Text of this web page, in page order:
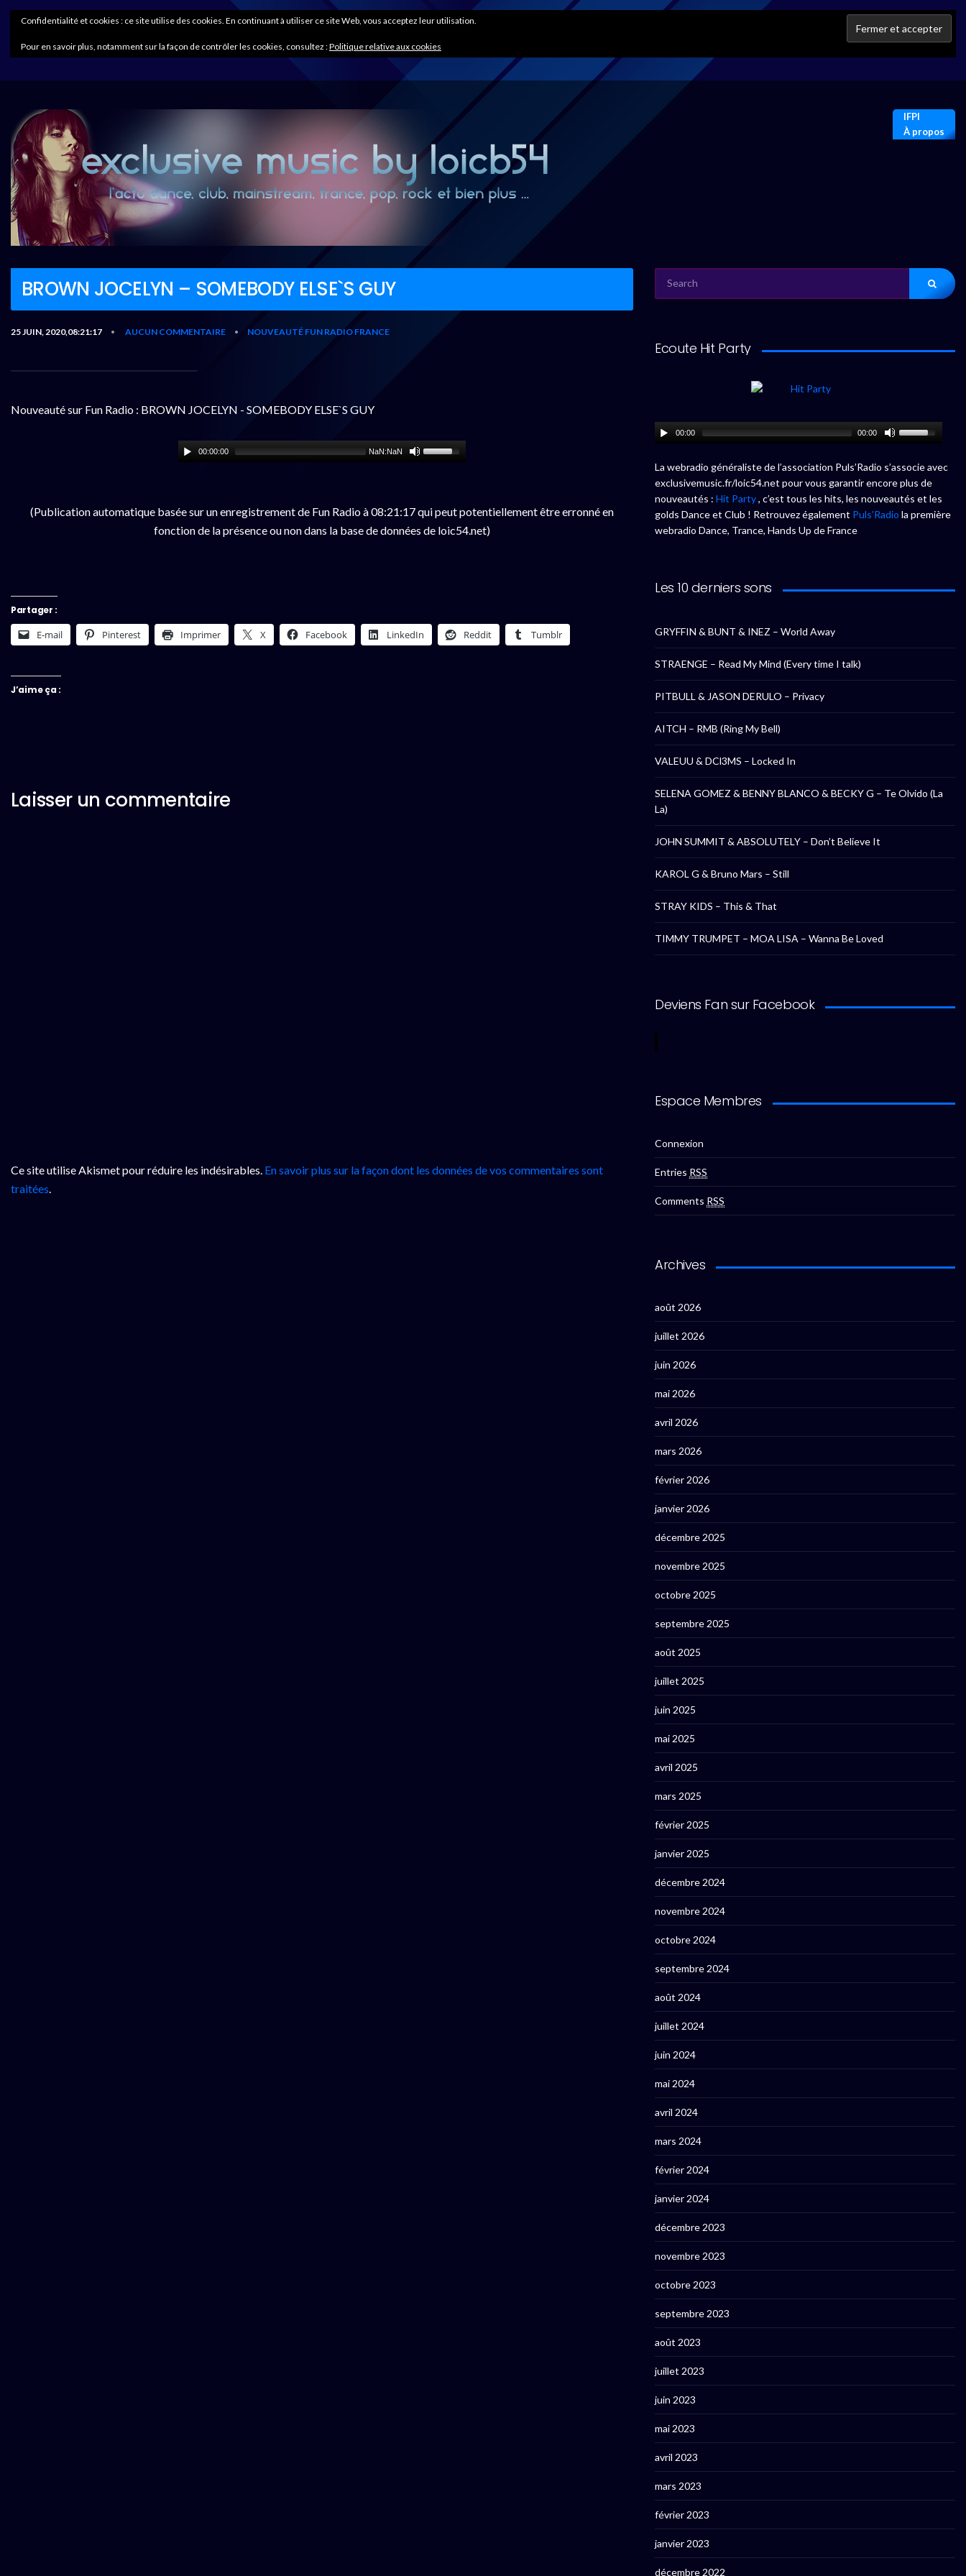
IFPI
À propos
BROWN JOCELYN – SOMEBODY ELSE`S GUY
25 JUIN, 2020,08:21:17 • AUCUN COMMENTAIRE • NOUVEAUTÉ FUN RADIO FRANCE
Nouveauté sur Fun Radio : BROWN JOCELYN - SOMEBODY ELSE`S GUY
00:00:00 NaN:NaN
(Publication automatique basée sur un enregistrement de Fun Radio à 08:21:17 qui peut potentiellement être erronné en
fonction de la présence ou non dans la base de données de loic54.net)
Partager :
E-mail Pinterest Imprimer X Facebook LinkedIn Reddit Tumblr
J’aime ça :
Laisser un commentaire
Ce site utilise Akismet pour réduire les indésirables. En savoir plus sur la façon dont les données de vos commentaires sont
traitées.
FOR:
Ecoute Hit Party
00:00 00:00
La webradio généraliste de l’association Puls’Radio s’associe avec
exclusivemusic.fr/loic54.net pour vous garantir encore plus de
nouveautés : Hit Party, c’est tous les hits, les nouveautés et les
golds Dance et Club ! Retrouvez également Puls’Radio la première
webradio Dance, Trance, Hands Up de France
Les 10 derniers sons
GRYFFIN & BUNT & INEZ – World Away
STRAENGE – Read My Mind (Every time I talk)
PITBULL & JASON DERULO – Privacy
AITCH – RMB (Ring My Bell)
VALEUU & DCl3MS – Locked In
SELENA GOMEZ & BENNY BLANCO & BECKY G – Te Olvido (La
La)
JOHN SUMMIT & ABSOLUTELY – Don’t Believe It
KAROL G & Bruno Mars – Still
STRAY KIDS – This & That
TIMMY TRUMPET – MOA LISA – Wanna Be Loved
Deviens Fan sur Facebook
Espace Membres
Connexion
Entries RSS
Comments RSS
Archives
août 2026
juillet 2026
juin 2026
mai 2026
avril 2026
mars 2026
février 2026
janvier 2026
décembre 2025
novembre 2025
octobre 2025
septembre 2025
août 2025
juillet 2025
juin 2025
mai 2025
avril 2025
mars 2025
février 2025
janvier 2025
décembre 2024
novembre 2024
octobre 2024
septembre 2024
août 2024
juillet 2024
juin 2024
mai 2024
avril 2024
mars 2024
février 2024
janvier 2024
décembre 2023
novembre 2023
octobre 2023
septembre 2023
août 2023
juillet 2023
juin 2023
mai 2023
avril 2023
mars 2023
février 2023
janvier 2023
décembre 2022
Confidentialité et cookies : ce site utilise des cookies. En continuant à utiliser ce site Web, vous acceptez leur utilisation.
Pour en savoir plus, notamment sur la façon de contrôler les cookies, consultez :Politique relative aux cookies